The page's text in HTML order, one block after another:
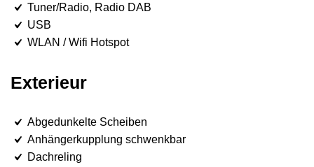
Tuner/Radio, Radio DAB
USB
WLAN / Wifi Hotspot
Exterieur
Abgedunkelte Scheiben
Anhängerkupplung schwenkbar
Dachreling